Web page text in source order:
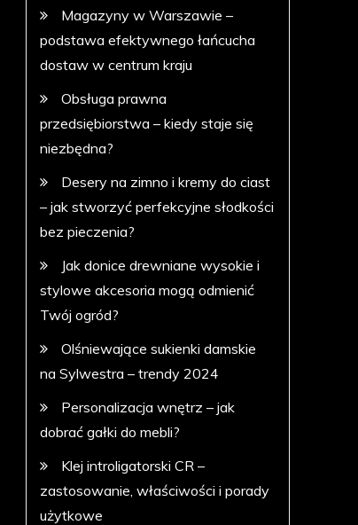
Magazyny w Warszawie –
podstawa efektywnego łańcucha
dostaw w centrum kraju
Obsługa prawna
przedsiębiorstwa – kiedy staje się
niezbędna?
Desery na zimno i kremy do ciast
– jak stworzyć perfekcyjne słodkości
bez pieczenia?
Jak donice drewniane wysokie i
stylowe akcesoria mogą odmienić
Twój ogród?
Olśniewające sukienki damskie
na Sylwestra – trendy 2024
Personalizacja wnętrz – jak
dobrać gałki do mebli?
Klej introligatorski CR –
zastosowanie, właściwości i porady
użytkowe